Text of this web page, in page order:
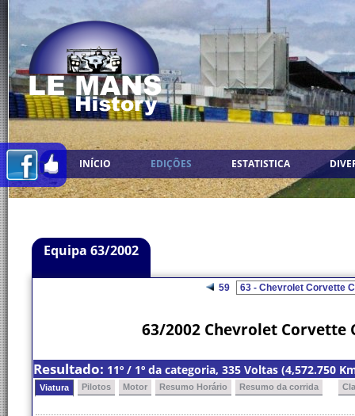
INÍCIO EDIÇÕES ESTATISTICA
Equipa 63/2002
59
63/2002 Chevrolet Corvette
Resultado: 11º / 1º da categoria, 335 Voltas (4,572.750
Viatura Pilotos Motor Resumo Horário Resumo da corrida